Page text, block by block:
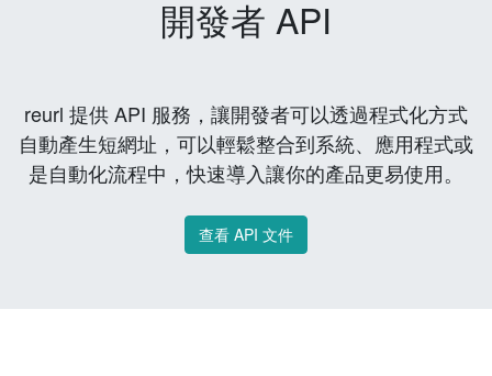
開發者 API
reurl 提供 API 服務，讓開發者可以透過程式化方式
自動產生短網址，可以輕鬆整合到系統、應用程式或
是自動化流程中，快速導入讓你的產品更易使用。
查看 API 文件